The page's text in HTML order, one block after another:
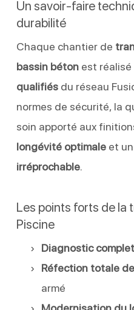
Un savoir-faire
durabilité
Chaque chantier de
bassin bétonest réalisé
qualifiésdu réseau
normes de sécurité, la
soin apporté aux
longévité optimaleet un
irréprochable.
Les points forts de la
Piscine
Diagnostic complet
Réfection totale
armé